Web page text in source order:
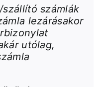
számlák
lezárásakor
utólag,